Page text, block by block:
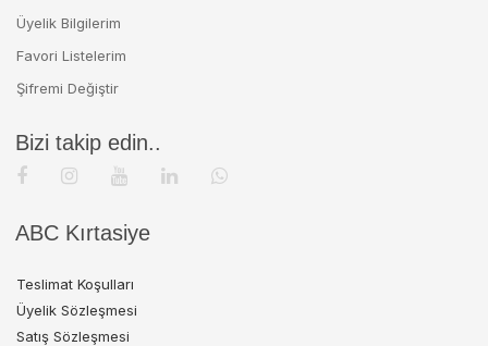
Üyelik Bilgilerim
Favori Listelerim
Şifremi Değiştir
Bizi takip edin..
ABC Kırtasiye
Teslimat Koşulları
Üyelik Sözleşmesi
Satış Sözleşmesi